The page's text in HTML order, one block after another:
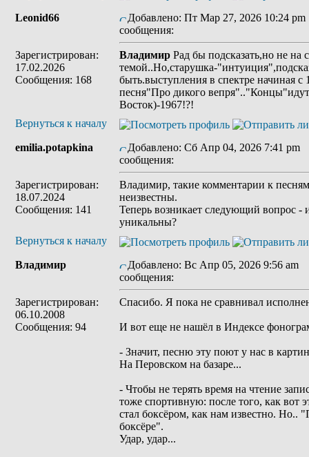
Leonid66
Зарегистрирован:
17.02.2026
Сообщения: 168
Добавлено: Пт Мар 27, 2026 10:24 pm
сообщения:
Владимир Рад бы подсказать,но не на
темой..Но,старушка-
быть.выступления в спектре начиная с
песня"Про дикого
Восток)-1967!?!
Вернуться к началу
emilia.potapkina
Зарегистрирован:
18.07.2024
Сообщения: 141
Добавлено: Сб Апр 04, 2026 7:41 pm
сообщения:
Владимир, такие комментарии к
неизвестны.
Теперь возникает следующий вопрос -
уникальны?
Вернуться к началу
Владимир
Зарегистрирован:
06.10.2008
Сообщения: 94
Добавлено: Вс Апр 05, 2026 9:56 am
сообщения:
Спасибо. Я пока не сравнивал
И вот еще не нашëл в Индексе
- Значит, песню эту поют у нас в
На Перовском на базаре...
- Чтобы не терять время на чтение
тоже спортивную: после того, как вот
стал боксëром, как нам известно. Но..
боксëре".
Удар, удар...